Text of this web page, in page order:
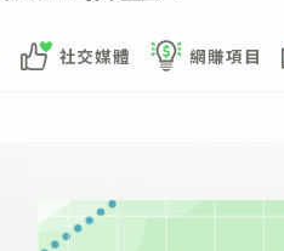
社交媒體 網賺項目